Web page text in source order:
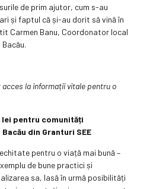
de prim ajutor, cum s-au
și faptul că și-au dorit să vină în
Carmen Banu, Coordonator local
la informații vitale pentru o
pentru comunități
din Granturi SEE
pentru o viață mai bună –
de bune practici și
sa, lasă în urmă posibilități